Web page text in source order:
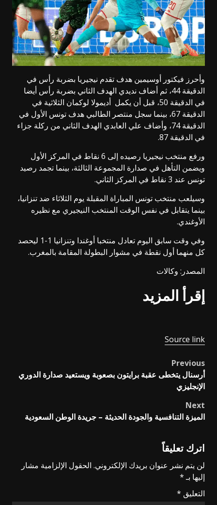
وأحرز فيكتور أوسيمين هدف تقدم نيجيريا بضربة رأس في
الدقيقة 44، ثم أضاف نديدي الهدف الثاني بضربة رأس أيضا
في الدقيقة 50، قبل أن يكمل أديمولا لوكمان الثلاثية في
الدقيقة 67، بينما سجل منتصر الطالبي هدف تونس الأول في
الدقيقة 74، وأضاف علي العابدي الهدف الثاني من ركلة جزاء
في الدقيقة 87.
ورفع منتخب نيجيريا رصيده إلى 6 نقاط في المركز الأول
ويضمن التأهل في صدارة المجموعة الثالثة، بينما تجمد رصيد
تونس عند 3 نقاط في المركز الثاني.
وسيلعب منتخب تونس المباراة المقبلة يوم الثلاثاء ضد تنزانيا،
بينما يتقابل في نفس الوقت المنتخب النيجيري مع نظيره
الأوغندي.
وفي وقت سابق اليوم تعادل منتخبا أوغندا وتنزانيا 1-1 ليحصد
كل منهما أول نقطة في مشوار البطولة المقامة بالمغرب.
المصدر: وكالات
إقرأ المزيد
Source link
Post
navigation
Previous
أرسنال يتخطى عقبة برايتون بصعوبة ويستعيد صدارة الدوري
الإنجليزي
Next
الميزة التنافسية والجودة الحديثة – جريدة الوطن السعودية
اترك تعليقاً
لن يتم نشر عنوان بريدك الإلكتروني. الحقول الإلزامية مشار
إليها بـ*
التعليق *